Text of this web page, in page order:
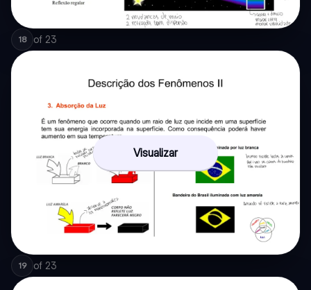
18 of 23
Visualizar
19 of 23